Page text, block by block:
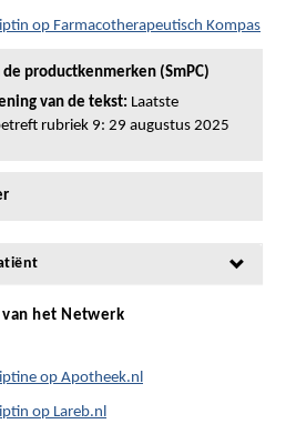
op Farmacotherapeutisch Kompas
productkenmerken (SmPC)
van de tekst: Laatste
rubriek 9: 29 augustus 2025
het Netwerk
op Apotheek.nl
op Lareb.nl